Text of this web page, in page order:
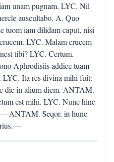
unam pugnam. LYC. Nil
auscultabo. A. Quo
tuom iam dilidam caput, nisi
LYC. Malam crucem
tibi? LYC. Certum.
Aphrodisiis addice tuam
LYC. Ita res divina mihi fuit:
die in alium diem. ANTAM.
est mihi. LYC. Nunc hinc
ANTAM. Seqor. in hunc